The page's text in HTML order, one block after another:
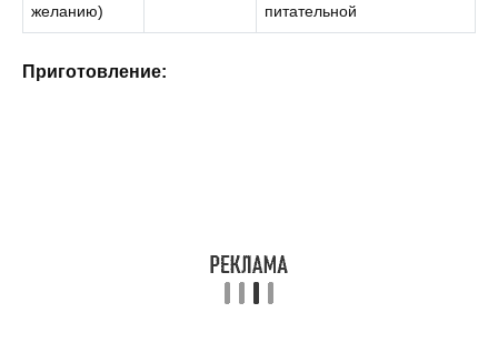
желанию)
питательной
Приготовление: